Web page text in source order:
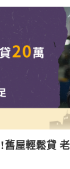
舊屋輕鬆貸 老